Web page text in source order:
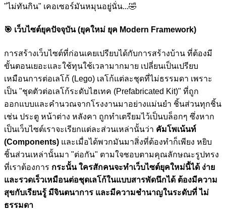
"ไม่ทันกิน" เคอเซอร์มันหมุนอยู่นั่น...🤣
🎯 เว็บไซต์ยุคปัจจุบัน (ยุคใหม่ ยุค Modern Framework)
การสร้างเว็บไซต์ที่ก่อนเคยเปรียบได้กับการสร้างบ้าน ที่ต้องมี
ขั้นตอนเยอะและใช้ทุนใช้เวลามากมาย เปลี่ยนเป็นเปรียบ
เหมือนการต่อเลโก้ (Lego) เลโก้แต่ละชุดที่ไม่ธรรมดา เพราะ
เป็น "ชุดตัวต่อเลโก้ระดับไฮเทค (Prefabricated Kit)" ที่ถูก
ออกแบบและคำนวณจากโรงงานมาอย่างแม่นยำ ชิ้นส่วนทุกชิ้น
เช่น ประตู หน้าต่าง หลังคา ถูกทำเตรียมไว้เป็นบล็อกๆ ซึ่งหาก
เป็นเว็บไซต์เราจะเรียกแต่ละส่วนเหล่านั้นว่า คัมโพเน้นท์
(Components) และเมื่อได้พวกมันมาสิ่งที่ต้องทำก็เพียง หยิบ
ชิ้นส่วนเหล่านั้นมา "ต่อกัน" ตามใจชอบตามคุณลักษณะรูปทรง
ที่เราต้องการ กระนั้น ใครสักคนจะทำเว็บไซต์ยุคใหม่นี้ได้ ง่าย
และรวดเร็วเหมือนต่อชุดเลโก้ในแบบสารพัดนึกได้ ต้องมีความ
สุขกับเรียนรู้ มีจินตนาการ และมีความชำนาญในระดับที่ ไม่
ธรรมดา